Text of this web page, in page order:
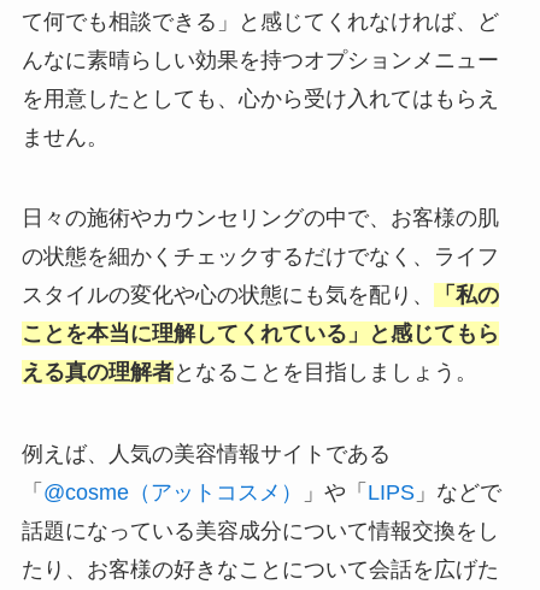
て何でも相談できる」と感じてくれなければ、ど
んなに素晴らしい効果を持つオプションメニュー
を用意したとしても、心から受け入れてはもらえ
ません。
日々の施術やカウンセリングの中で、お客様の肌
の状態を細かくチェックするだけでなく、ライフ
スタイルの変化や心の状態にも気を配り、
「私の
ことを本当に理解してくれている」と感じてもら
える真の理解者となることを目指しましょう。
例えば、人気の美容情報サイトである
「 @cosme（アットコスメ） 」や「 LIPS」などで
話題になっている美容成分について情報交換をし
たり、お客様の好きなことについて会話を広げた